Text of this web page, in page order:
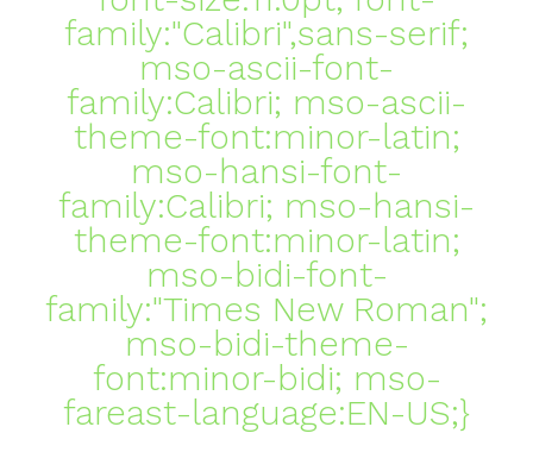
family:"Calibri",sans-serif;
mso-ascii-font-
family:Calibri; mso-ascii-
theme-font:minor-latin;
mso-hansi-font-
family:Calibri; mso-hansi-
theme-font:minor-latin;
mso-bidi-font-
family:"Times New Roman";
mso-bidi-theme-
font:minor-bidi; mso-
fareast-language:EN-US;}